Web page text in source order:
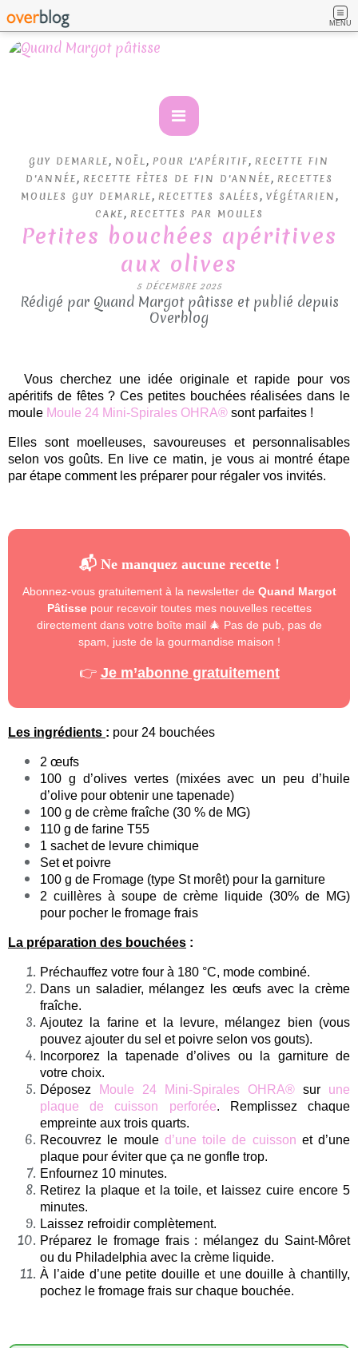
MENU
GUY DEMARLE, NOËL, POUR L'APÉRITIF, RECETTE FIN
D'ANNÉE, RECETTE FÊTES DE FIN D'ANNÉE, RECETTES
MOULES GUY DEMARLE, RECETTES SALÉES , VÉGÉTARIEN ,
CAKE, RECETTES PAR MOULES
Petites bouchées apéritives
aux olives
5 DÉCEMBRE 2025
Rédigé par Quand Margot pâtisse et publié depuis
Overblog
Vous cherchez une idée originale et rapide pour vos
apéritifs de fêtes ? Ces petites bouchées réalisées dans le
moule Moule 24 Mini-Spirales OHRA® sont parfaites !
Elles sont moelleuses, savoureuses et personnalisables
selon vos goûts. En live ce matin, je vous ai montré étape
par étape comment les préparer pour régaler vos invités.
📬 Ne manquez aucune recette !
Abonnez-vous gratuitement à la newsletter de Quand Margot
Pâtisse pour recevoir toutes mes nouvelles recettes
directement dans votre boîte mail 🎄 Pas de pub, pas de
spam, juste de la gourmandise maison !
👉 Je m’abonne gratuitement
Les ingrédients : pour 24 bouchées
2 œufs
100 g d’olives vertes (mixées avec un peu d’huile
d’olive pour obtenir une tapenade)
100 g de crème fraîche (30 % de MG)
110 g de farine T55
1 sachet de levure chimique
Set et poivre
100 g de Fromage (type St morêt) pour la garniture
2 cuillères à soupe de crème liquide (30% de MG)
pour pocher le fromage frais
La préparation des bouchées :
Préchauffez votre four à 180 °C, mode combiné.
Dans un saladier, mélangez les œufs avec la crème
fraîche.
Ajoutez la farine et la levure, mélangez bien (vous
pouvez ajouter du sel et poivre selon vos gouts).
Incorporez la tapenade d’olives ou la garniture de
votre choix.
Déposez
Moule 24 Mini-Spirales OHRA® sur une
plaque de cuisson perforée. Remplissez chaque
empreinte aux trois quarts.
Recouvrez le moule d’une toile de cuisson et d’une
plaque pour éviter que ça ne gonfle trop.
Enfournez 10 minutes.
Retirez la plaque et la toile, et laissez cuire encore 5
minutes.
Laissez refroidir complètement.
Préparez le fromage frais : mélangez du Saint-Môret
ou du Philadelphia avec la crème liquide.
À l’aide d’une petite douille et une douille à chantilly,
pochez le fromage frais sur chaque bouchée.